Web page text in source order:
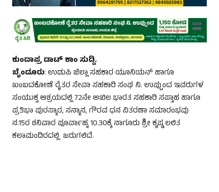
ಕುಂದಾಪ್ರ ಡಾಟ್‌ ಕಾಂ ಸುದ್ದಿ.
ಬೈಂದೂರು: ಉಡುಪಿ ಜಿಲ್ಲಾ ಸಹಕಾರ ಯೂನಿಯನ್‌ ಹಾಗೂ
ಖಂಬದಕೋಣೆ ರೈತರ ಸೇವಾ ಸಹಕಾರಿ ಸಂಘ ನಿ. ಉಪ್ಪುಂದ ಇವರುಗಳ
ಸಂಯುಕ್ತ ಆಶ್ರಯದಲ್ಲಿ 72ನೇ ಅಖಿಲ ಭಾರತ ಸಹಕಾರಿ ಸಪ್ತಾಹ ಹಾಗೂ
ಪ್ರತಿಭಾ ಪುರಸ್ಕಾರ, ಸನ್ಮಾನ, ಗೌರವ ಧನ ವಿತರಣಾ ಸಮಾರಂಭವು
ನ.15ರ ಶನಿವಾರ ಪೂರ್ವಾಹ್ನ 10.30ಕ್ಕೆ ನಾಗೂರು ಶ್ರೀ ಕೃಷ್ಣ ಲಲಿತ
ಕಲಾಮಂದಿರದಲ್ಲಿ ಜರುಗಲಿದೆ.